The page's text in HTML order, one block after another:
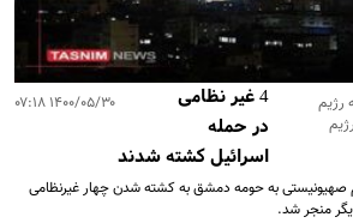
۱۴۰۰/۰۵/۳۰ ۰۷:۱۸
رژیم
4 غیر نظامی
در حمله
اسرائیل کشته شدند
به حومه دمشق به کشته شدن چهار غیرنظامی
منجر شد.